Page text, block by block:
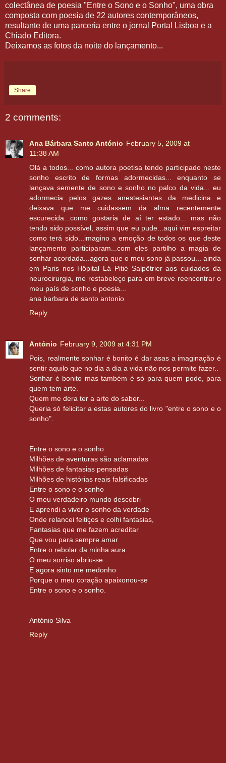
colectânea de poesia "Entre o Sono e o Sonho", uma obra
composta com poesia de 22 autores contemporâneos,
resultante de uma parceria entre o jornal Portal Lisboa e a
Chiado Editora.
Deixamos as fotos da noite do lançamento...
Share
2 comments:
Ana Bárbara Santo António February 5, 2009 at
11:38 AM
Olá a todos... como autora poetisa tendo participado neste
sonho escrito de formas adormecidas... enquanto se
lançava semente de sono e sonho no palco da vida... eu
adormecia pelos gazes anestesiantes da medicina e
deixava que me cuidassem da alma recentemente
escurecida...como gostaria de aí ter estado... mas não
tendo sido possível, assim que eu pude...aqui vim espreitar
como terá sido...imagino a emoção de todos os que deste
lançamento participaram...com eles partilho a magia de
sonhar acordada...agora que o meu sono já passou... ainda
em Paris nos Hôpital Lá Pitié Salpêtrier aos cuidados da
neurocirurgia, me restabeleço para em breve reencontrar o
meu país de sonho e poesia...
ana barbara de santo antonio
Reply
António February 9, 2009 at 4:31 PM
Pois, realmente sonhar é bonito é dar asas a imaginação é
sentir aquilo que no dia a dia a vida não nos permite fazer..
Sonhar é bonito mas também é só para quem pode, para
quem tem arte.
Quem me dera ter a arte do saber...
Queria só felicitar a estas autores do livro "entre o sono e o
sonho".
Entre o sono e o sonho
Milhões de aventuras são aclamadas
Milhões de fantasias pensadas
Milhões de histórias reais falsificadas
Entre o sono e o sonho
O meu verdadeiro mundo descobri
E aprendi a viver o sonho da verdade
Onde relancei feitiços e colhi fantasias,
Fantasias que me fazem acreditar
Que vou para sempre amar
Entre o rebolar da minha aura
O meu sorriso abriu-se
E agora sinto me medonho
Porque o meu coração apaixonou-se
Entre o sono e o sonho.
António Silva
Reply